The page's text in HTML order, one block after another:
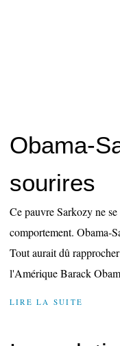
Obama-
sourires
Ce pauvre Sarkozy ne
comportement. Obama-
Tout aurait dû
l'Amérique Barack
LIRE LA SUITE